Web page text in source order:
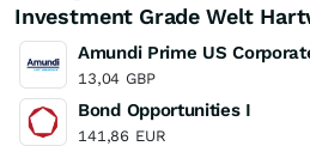
Investment Grade Welt
Amundi Prime US
13,04 GBP
Bond Opportunities I
141,86 EUR